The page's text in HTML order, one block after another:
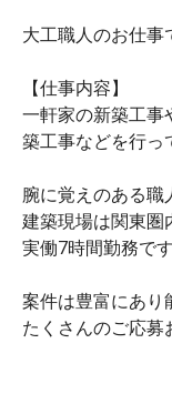
大工職人のお仕事
【仕事内容】
一軒家の新築工事
築工事などを行っ
腕に覚えのある職
建築現場は関東圏
実働7時間勤務です
案件は豊富にあり
たくさんのご応募